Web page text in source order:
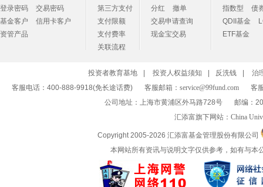
登录密码
交易密码
基金客户
信用卡客户
资管产品
第三方支付
支付限额
支付费率
关联流程
分红
撤单
交易申请查询
现金宝交易
指数型
债
QDII基金
ETF基金
投资者教育基地 投资人权益须知 反洗钱
治
客服电话：400-888-9918(免长途话费)
客服邮箱： service@99fund.com
客
公司地址：上海市黄浦区外马路728号
邮编：
汇添富旗下网站： China
Copyright 2005-2026 汇添富基金管理股份有限公司
本网站所有资讯与说明文字仅供参考，如有与本